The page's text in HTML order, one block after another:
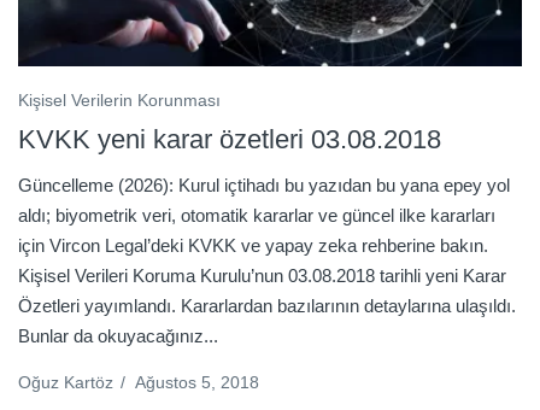
Kişisel Verilerin Korunması
KVKK yeni karar özetleri 03.08.2018
Güncelleme (2026): Kurul içtihadı bu yazıdan bu yana epey yol
aldı; biyometrik veri, otomatik kararlar ve güncel ilke kararları
için Vircon Legal’deki KVKK ve yapay zeka rehberine bakın.
Kişisel Verileri Koruma Kurulu’nun 03.08.2018 tarihli yeni Karar
Özetleri yayımlandı. Kararlardan bazılarının detaylarına ulaşıldı.
Bunlar da okuyacağınız...
Oğuz Kartöz / Ağustos 5, 2018